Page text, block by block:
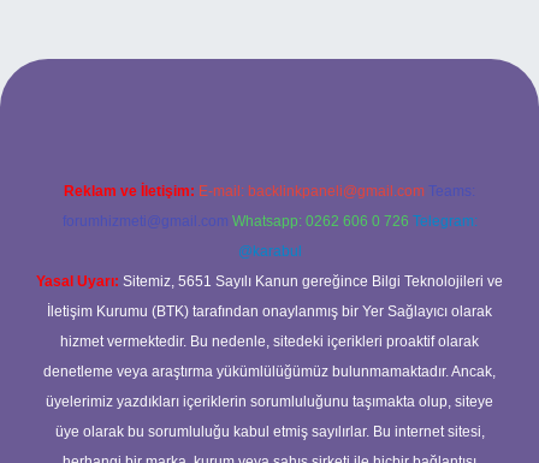
Reklam ve İletişim: E-mail: backlinkpaneli@gmail.com Teams:
forumhizmeti@gmail.com Whatsapp: 0262 606 0 726 Telegram:
@karabul
Yasal Uyarı: Sitemiz, 5651 Sayılı Kanun gereğince Bilgi Teknolojileri ve
İletişim Kurumu (BTK) tarafından onaylanmış bir Yer Sağlayıcı olarak
hizmet vermektedir. Bu nedenle, sitedeki içerikleri proaktif olarak
denetleme veya araştırma yükümlülüğümüz bulunmamaktadır. Ancak,
üyelerimiz yazdıkları içeriklerin sorumluluğunu taşımakta olup, siteye
üye olarak bu sorumluluğu kabul etmiş sayılırlar. Bu internet sitesi,